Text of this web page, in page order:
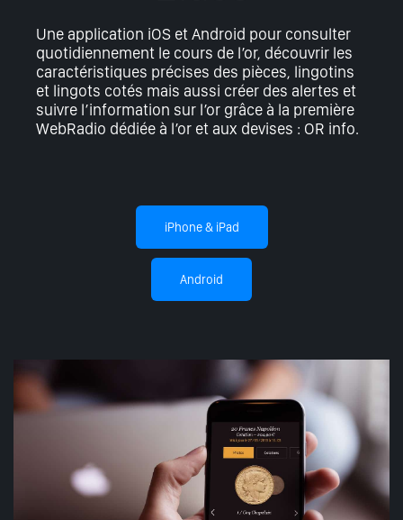
Une application iOS et Android pour consulter
quotidiennement le cours de l’or, découvrir les
caractéristiques précises des pièces, lingotins
et lingots cotés mais aussi créer des alertes et
suivre l’information sur l’or grâce à la première
WebRadio dédiée à l’or et aux devises : OR info.
iPhone & iPad
Android